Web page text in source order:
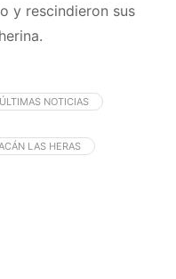
y rescindieron sus
ÚLTIMAS NOTICIAS
LAS HERAS